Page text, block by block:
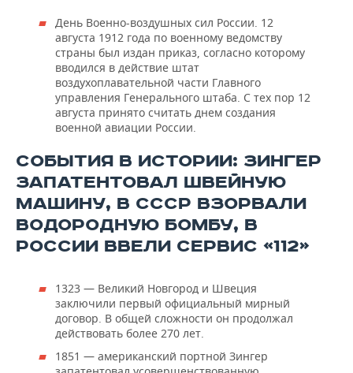
День Военно-воздушных сил России. 12
августа 1912 года по военному ведомству
страны был издан приказ, согласно которому
вводился в действие штат
воздухоплавательной части Главного
управления Генерального штаба. С тех пор 12
августа принято считать днем создания
военной авиации России.
СОБЫТИЯ В ИСТОРИИ: ЗИНГЕР
ЗАПАТЕНТОВАЛ ШВЕЙНУЮ
МАШИНУ, В СССР ВЗОРВАЛИ
ВОДОРОДНУЮ БОМБУ, В
РОССИИ ВВЕЛИ СЕРВИС «112»
1323 — Великий Новгород и Швеция
заключили первый официальный мирный
договор. В общей сложности он продолжал
действовать более 270 лет.
1851 — американский портной Зингер